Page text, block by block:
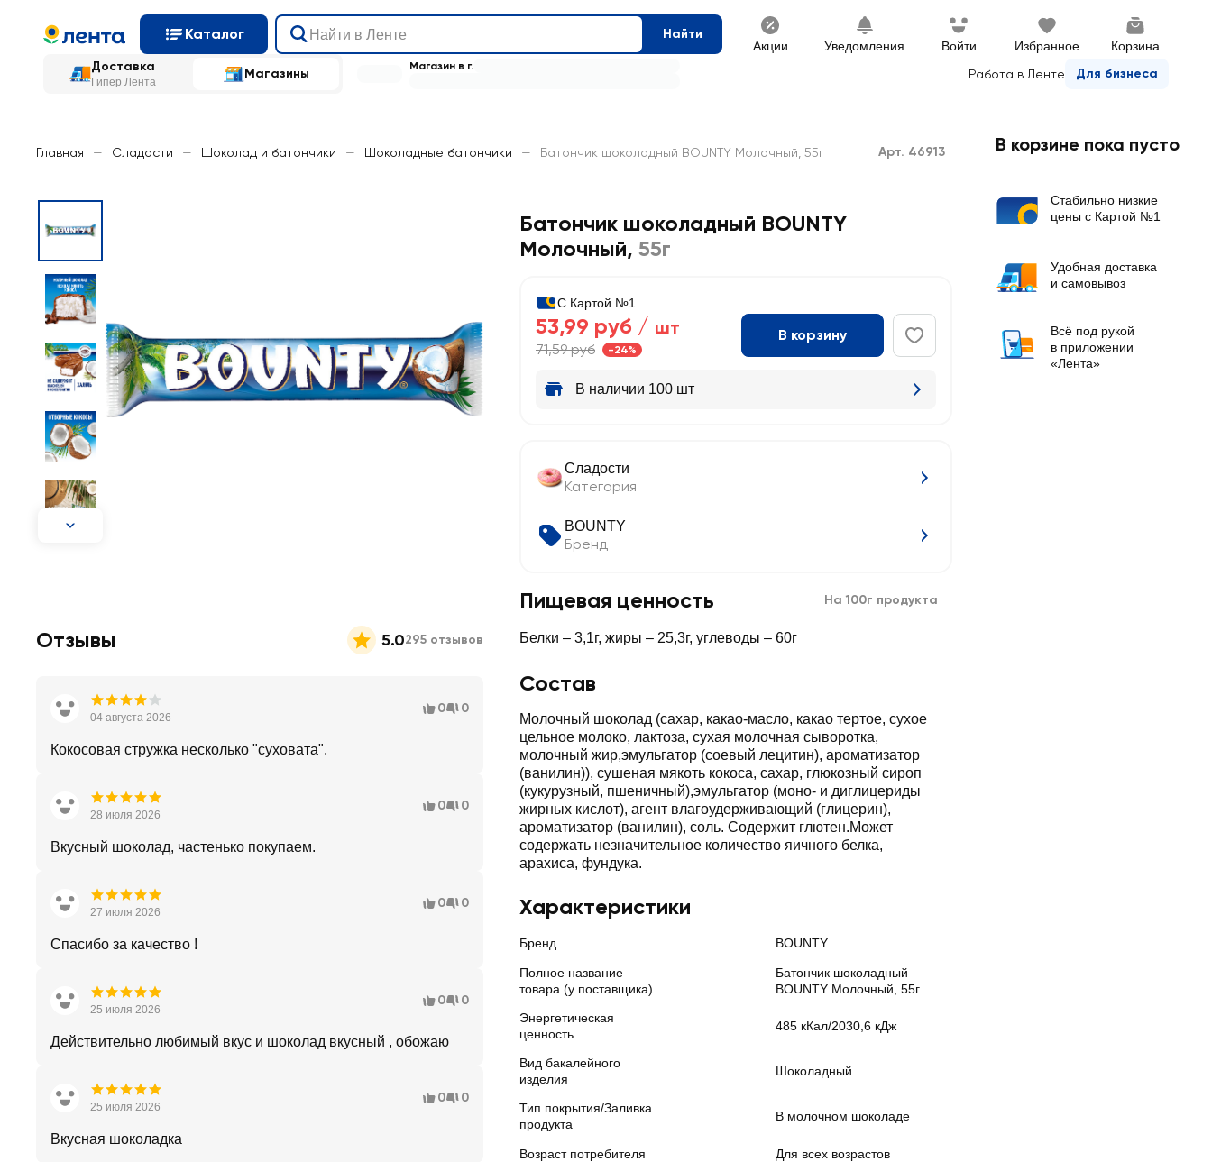
Каталог Найти
Акции Уведомления Войти Избранное Корзина
Доставка
Гипер Лента
Магазины Работа в Ленте Для бизнеса
Магазин в г.
Главная — Сладости — Шоколад и батончики — Шоколадные батончики — Батончик шоколадный BOUNTY Молочный, 55г Арт. 46913
Батончик шоколадный BOUNTY
Молочный, 55г
С Картой №1
53,99 руб / шт
71,59 руб -24%
В корзину
В наличии 100 шт
Сладости
Категория
BOUNTY
Бренд
Пищевая ценность На 100г продукта
Белки – 3,1г, жиры – 25,3г, углеводы – 60г
Состав
Молочный шоколад (сахар, какао-масло, какао тертое, сухое
цельное молоко, лактоза, сухая молочная сыворотка,
молочный жир,эмульгатор (соевый лецитин), ароматизатор
(ванилин)), сушеная мякоть кокоса, сахар, глюкозный сироп
(кукурузный, пшеничный),эмульгатор (моно- и диглицериды
жирных кислот), агент влагоудерживающий (глицерин),
ароматизатор (ванилин), соль. Содержит глютен.Может
содержать незначительное количество яичного белка,
арахиса, фундука.
Характеристики
Бренд BOUNTY
Полное название
товара (у поставщика)
Батончик шоколадный
BOUNTY Молочный, 55г
Энергетическая
ценность
485 кКал/2030,6 кДж
Вид бакалейного
изделия
Шоколадный
Тип покрытия/Заливка
продукта
В молочном шоколаде
Возраст потребителя Для всех возрастов
Отзывы 5.0295 отзывов
04 августа 2026
0 0
Кокосовая стружка несколько "суховата".
28 июля 2026
0 0
Вкусный шоколад, частенько покупаем.
27 июля 2026
0 0
Спасибо за качество !
25 июля 2026
0 0
Действительно любимый вкус и шоколад вкусный , обожаю
25 июля 2026
0 0
Вкусная шоколадка
В корзине пока пусто
Стабильно низкие
цены с Картой №1
Удобная доставка
и самовывоз
Всё под рукой
в приложении
«Лента»